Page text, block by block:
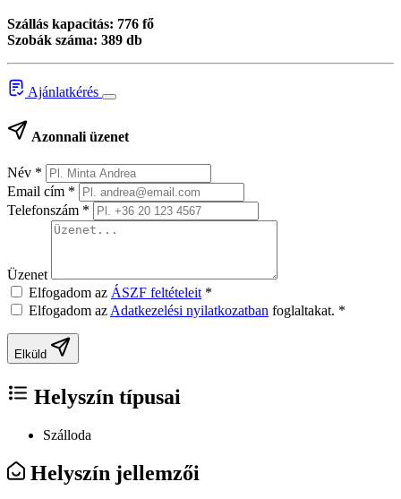
Szállás kapacitás: 776 fő
Szobák száma: 389 db
Ajánlatkérés
Azonnali üzenet
Név *
Email cím *
Telefonszám *
Üzenet
Elfogadom az ÁSZF feltételeit *
Elfogadom az Adatkezelési nyilatkozatban foglaltakat. *
Elküld
Helyszín típusai
Szálloda
Helyszín jellemzői